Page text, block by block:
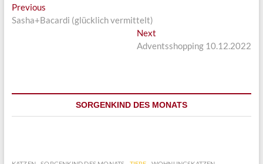
Beitragsnavigation
PreviousPrevious
post:
Sasha+Bacardi (glücklich vermittelt)
Next
post:
Adventsshopping 10.12.2022
SORGENKIND DES MONATS